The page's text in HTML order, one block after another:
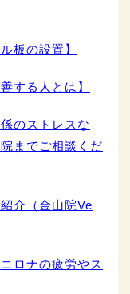
板の設置】
する人とは】
のストレスな
までご相談くだ
介（金山院Ve
ロナの疲労やス